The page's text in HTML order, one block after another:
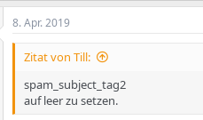
8. Apr. 2019
Zitat von Till:
spam_subject_tag2
auf leer zu setzen.